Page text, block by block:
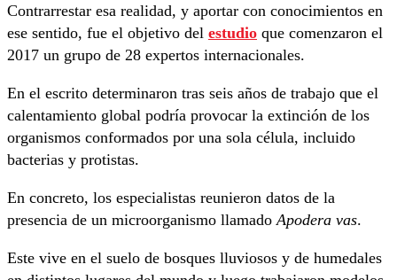
Contrarrestar esa realidad, y aportar con conocimientos en
ese sentido, fue el objetivo del estudio que comenzaron el
2017 un grupo de 28 expertos internacionales.
En el escrito determinaron tras seis años de trabajo que el
calentamiento global podría provocar la extinción de los
organismos conformados por una sola célula, incluido
bacterias y protistas.
En concreto, los especialistas reunieron datos de la
presencia de un microorganismo llamado Apodera vas.
Este vive en el suelo de bosques lluviosos y de humedales